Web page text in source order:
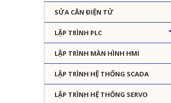
SỬA CÂN ĐIỆN TỬ
LẬP TRÌNH PLC
LẬP TRÌNH MÀN HÌNH HMI
LẬP TRÌNH HỆ THỐNG SCADA
LẬP TRÌNH HỆ THỐNG SERVO